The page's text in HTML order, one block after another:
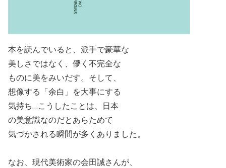
本を読んでいると、派手で豪華な
美しさではなく、儚く不完全な
ものに美をみいだす。そして、
想像する「余白」を大事にする
気持ち…こうしたことは、日本
の美意識なのだとあらためて
気づかされる瞬間が多くありました。
なお、現代美術家の会田誠さんが、